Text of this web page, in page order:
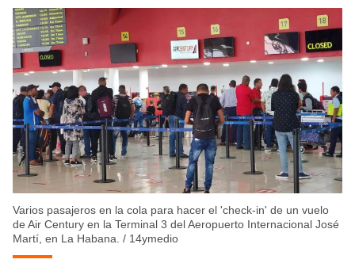
Varios pasajeros en la cola para hacer el 'check-in' de un vuelo
de Air Century en la Terminal 3 del Aeropuerto Internacional José
Martí, en La Habana. / 14ymedio